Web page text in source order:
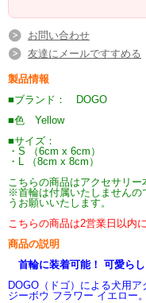
お問い合わせ
友達にメールですすめる
製品情報
■ブランド： DOGO
■色 Yellow
■サイズ：
・S （6cm x 6cm）
・L （8cm x 8cm）
こちらの商品はアクセサリー
※首輪は付属いたしませんの
うお願いいたします。
こちらの商品は2営業日以内
商品の説明
首輪に装着可能！ 可愛らし
DOGO（ドゴ）による犬用
ジーボウ フラワー イエロー。